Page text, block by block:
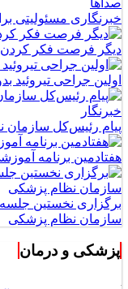
خبرنگاری مسئولیتی
دیگر فرصت فکر کردن
اولین جراحی تیروئید
پیام رئیس‌کل سازمان
هفتادمین برنامه
برگزاری نخستین
سازمان نظام پزشکی
پزشکی و درمان